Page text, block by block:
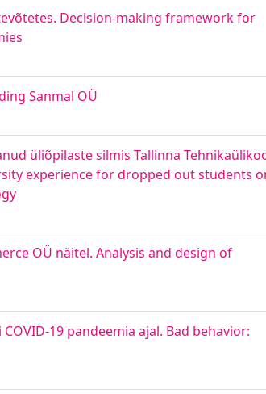
Decision-making framework for
Sanmal OÜ
üliõpilaste silmis Tallinna
experience for dropped out students
OÜ näitel. Analysis and design of
19 pandeemia ajal. Bad behavior: